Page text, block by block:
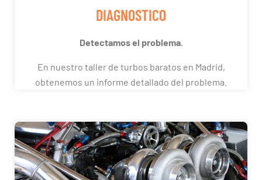
DIAGNOSTICO
Detectamos el problema.
En nuestro taller de turbos baratos en Madrid,
obtenemos un informe detallado del problema.